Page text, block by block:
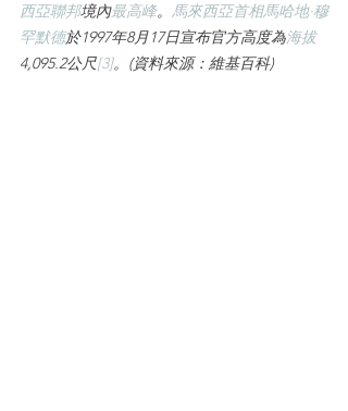
西亞聯邦境內最高峰。 馬來西亞首相馬哈地·穆
罕默德於1997年8月17日宣布官方高度為海拔
4,095.2公尺[3]。 (資料來源：維基百科)